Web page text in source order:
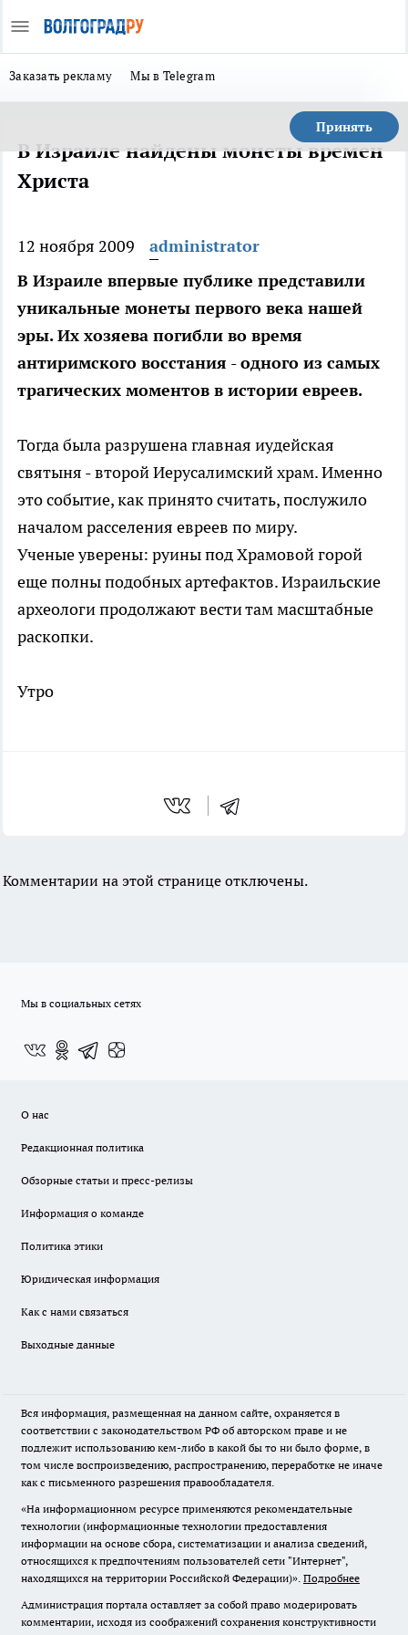
Заказать рекламу Мы в Telegram
Принять
В Израиле найдены монеты времен
Христа
12 ноября 2009
administrator
В Израиле впервые публике представили
уникальные монеты первого века нашей
эры. Их хозяева погибли во время
антиримского восстания - одного из самых
трагических моментов в истории евреев.
Тогда была разрушена главная иудейская
святыня - второй Иерусалимский храм. Именно
это событие, как принято считать, послужило
началом расселения евреев по миру.
Ученые уверены: руины под Храмовой горой
еще полны подобных артефактов. Израильские
археологи продолжают вести там масштабные
раскопки.
Утро
Комментарии на этой странице отключены.
Мы в социальных сетях
О нас
Редакционная политика
Обзорные статьи и пресс-релизы
Информация о команде
Политика этики
Юридическая информация
Как с нами связаться
Выходные данные
Вся информация, размещенная на данном сайте, охраняется в
соответствии с законодательством РФ об авторском праве и не
подлежит использованию кем-либо в какой бы то ни было форме, в
том числе воспроизведению, распространению, переработке не иначе
как с письменного разрешения правообладателя.
«На информационном ресурсе применяются рекомендательные
технологии (информационные технологии предоставления
информации на основе сбора, систематизации и анализа сведений,
относящихся к предпочтениям пользователей сети "Интернет",
находящихся на территории Российской Федерации)». Подробнее
Администрация портала оставляет за собой право модерировать
комментарии, исходя из соображений сохранения конструктивности